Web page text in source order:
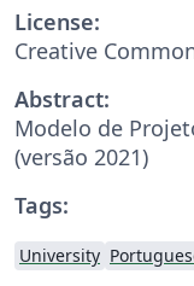
License:
Creative
Abstract:
Modelo de
(versão 2021)
Tags:
University